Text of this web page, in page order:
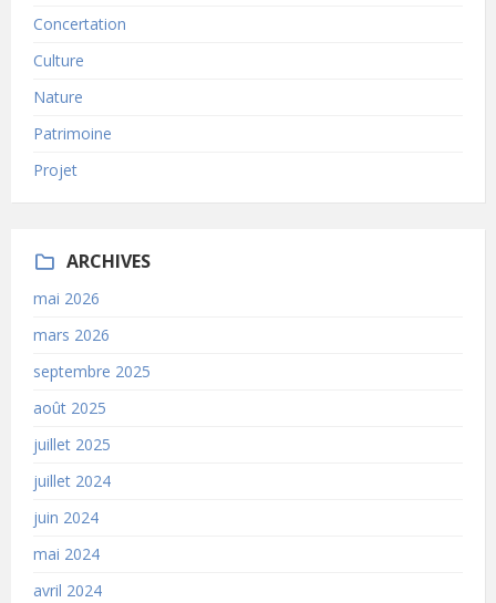
Concertation
Culture
Nature
Patrimoine
Projet
ARCHIVES
mai 2026
mars 2026
septembre 2025
août 2025
juillet 2025
juillet 2024
juin 2024
mai 2024
avril 2024